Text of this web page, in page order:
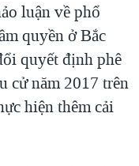
luận về phổ
quyền ở Bắc
quyết định phê
cử năm 2017 trên
hiện thêm cải